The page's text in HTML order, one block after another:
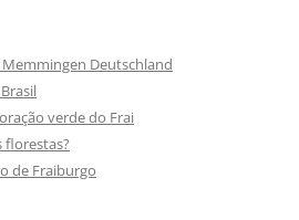
Deutschland
verde do Frai
florestas?
de Fraiburgo